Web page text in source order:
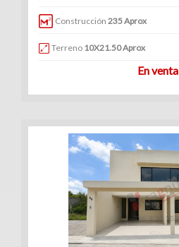
Construcción 235 Aprox
Terreno 10X21.50 Aprox
En venta